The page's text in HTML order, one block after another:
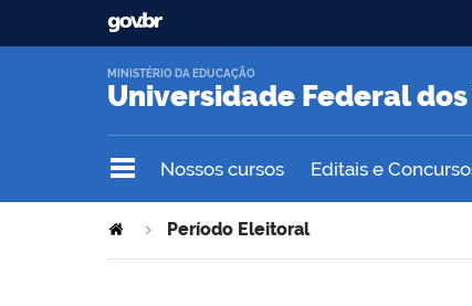
Universidade Federal
MINISTÉRIO DA EDUCAÇÃO
Nossos cursos Editais e
Período Eleitoral